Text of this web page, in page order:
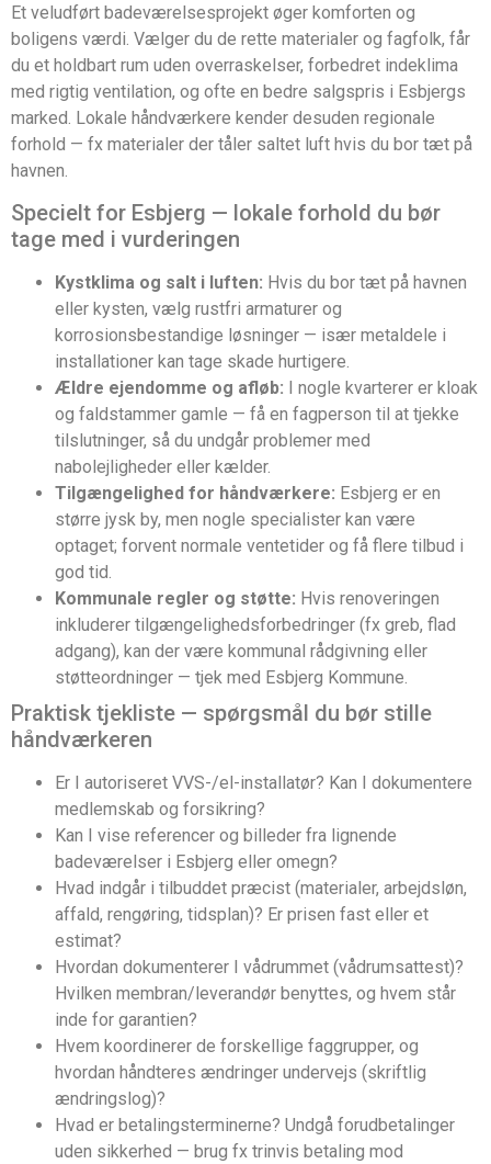
Et veludført badeværelsesprojekt øger komforten og
boligens værdi. Vælger du de rette materialer og fagfolk, får
du et holdbart rum uden overraskelser, forbedret indeklima
med rigtig ventilation, og ofte en bedre salgspris i Esbjergs
marked. Lokale håndværkere kender desuden regionale
forhold — fx materialer der tåler saltet luft hvis du bor tæt på
havnen.
Specielt for Esbjerg — lokale forhold du bør
tage med i vurderingen
Kystklima og salt i luften: Hvis du bor tæt på havnen
eller kysten, vælg rustfri armaturer og
korrosionsbestandige løsninger — især metaldele i
installationer kan tage skade hurtigere.
Ældre ejendomme og afløb: I nogle kvarterer er kloak
og faldstammer gamle — få en fagperson til at tjekke
tilslutninger, så du undgår problemer med
nabolejligheder eller kælder.
Tilgængelighed for håndværkere: Esbjerg er en
større jysk by, men nogle specialister kan være
optaget; forvent normale ventetider og få flere tilbud i
god tid.
Kommunale regler og støtte: Hvis renoveringen
inkluderer tilgængelighedsforbedringer (fx greb, flad
adgang), kan der være kommunal rådgivning eller
støtteordninger — tjek med Esbjerg Kommune.
Praktisk tjekliste — spørgsmål du bør stille
håndværkeren
Er I autoriseret VVS-/el-installatør? Kan I dokumentere
medlemskab og forsikring?
Kan I vise referencer og billeder fra lignende
badeværelser i Esbjerg eller omegn?
Hvad indgår i tilbuddet præcist (materialer, arbejdsløn,
affald, rengøring, tidsplan)? Er prisen fast eller et
estimat?
Hvordan dokumenterer I vådrummet (vådrumsattest)?
Hvilken membran/leverandør benyttes, og hvem står
inde for garantien?
Hvem koordinerer de forskellige faggrupper, og
hvordan håndteres ændringer undervejs (skriftlig
ændringslog)?
Hvad er betalingsterminerne? Undgå forudbetalinger
uden sikkerhed — brug fx trinvis betaling mod